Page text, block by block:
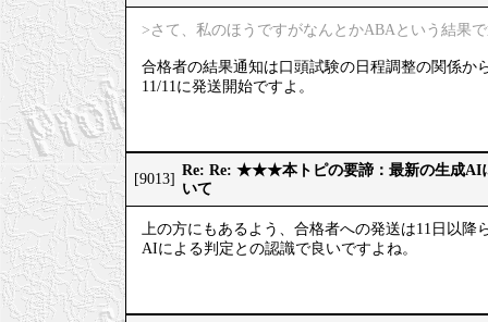
>さて、私のほうですがなんとかABAという結果
合格者の結果通知は口頭試験の日程調整の関係か
11/11に発送開始ですよ。
[9013]
Re: Re: ★★★本トピの要諦：最新の生成AI
いて
上の方にもあるよう、合格者への発送は11日以
AIによる判定との認識で良いですよね。